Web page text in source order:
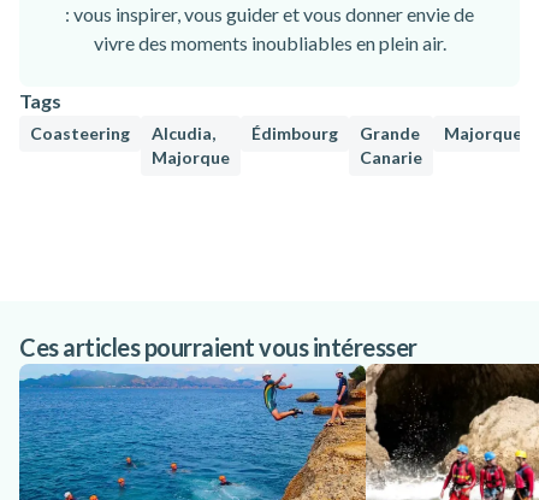
: vous inspirer, vous guider et vous donner envie de
vivre des moments inoubliables en plein air.
Tags
Coasteering
Alcudia,
Majorque
Édimbourg
Grande
Canarie
Majorque
Ces articles pourraient vous intéresser